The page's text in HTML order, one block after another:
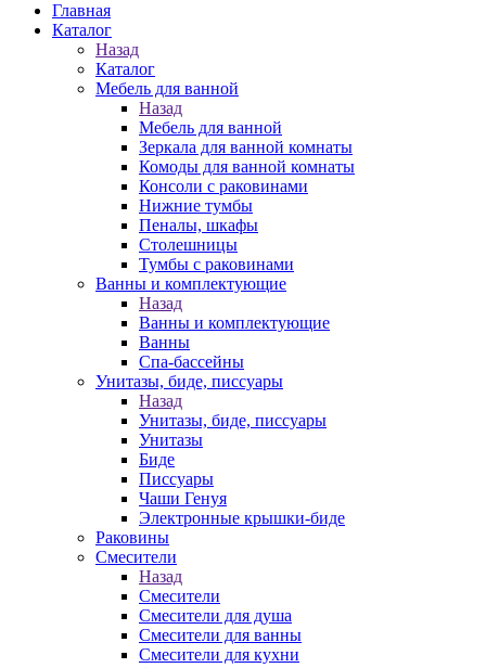
Главная
Каталог
Назад
Каталог
Мебель для ванной
Назад
Мебель для ванной
Зеркала для ванной комнаты
Комоды для ванной комнаты
Консоли с раковинами
Нижние тумбы
Пеналы, шкафы
Столешницы
Тумбы с раковинами
Ванны и комплектующие
Назад
Ванны и комплектующие
Ванны
Спа-бассейны
Унитазы, биде, писсуары
Назад
Унитазы, биде, писсуары
Унитазы
Биде
Писсуары
Чаши Генуя
Электронные крышки-биде
Раковины
Смесители
Назад
Смесители
Смесители для душа
Смесители для ванны
Смесители для кухни